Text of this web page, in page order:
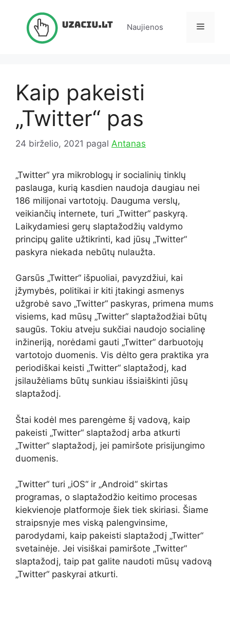
Naujienos Meniu
Kaip pakeisti
„Twitter“ pas
24 birželio, 2021 pagal Antanas
„Twitter“ yra mikroblogų ir socialinių tinklų
paslauga, kurią kasdien naudoja daugiau nei
186 milijonai vartotojų. Dauguma verslų,
veikiančių internete, turi „Twitter“ paskyrą.
Laikydamiesi gerų slaptažodžių valdymo
principų galite užtikrinti, kad jūsų „Twitter“
paskyra niekada nebūtų nulaužta.
Garsūs „Twitter“ išpuoliai, pavyzdžiui, kai
įžymybės, politikai ir kiti įtakingi asmenys
užgrobė savo „Twitter“ paskyras, primena mums
visiems, kad mūsų „Twitter“ slaptažodžiai būtų
saugūs. Tokiu atveju sukčiai naudojo socialinę
inžineriją, norėdami gauti „Twitter“ darbuotojų
vartotojo duomenis. Vis dėlto gera praktika yra
periodiškai keisti „Twitter“ slaptažodį, kad
įsilaužėliams būtų sunkiau išsiaiškinti jūsų
slaptažodį.
Štai kodėl mes parengėme šį vadovą, kaip
pakeisti „Twitter“ slaptažodį arba atkurti
„Twitter“ slaptažodį, jei pamiršote prisijungimo
duomenis.
„Twitter“ turi „iOS“ ir „Android“ skirtas
programas, o slaptažodžio keitimo procesas
kiekvienoje platformoje šiek tiek skiriasi. Šiame
straipsnyje mes viską palengvinsime,
parodydami, kaip pakeisti slaptažodį „Twitter“
svetainėje. Jei visiškai pamiršote „Twitter“
slaptažodį, taip pat galite naudoti mūsų vadovą
„Twitter“ paskyrai atkurti.